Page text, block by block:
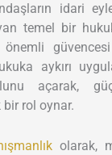
idari
temel bir
aykırı
açarak,
rol oynar.
olarak,